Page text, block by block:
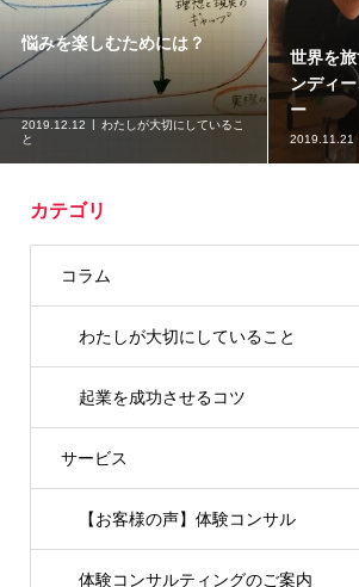
悩みを楽しむためには？
2019.12.12
わたしが大切にしているこ
と
世界を
ンディ
ー
2019.11.21
カテゴリ
コラム
わたしが大切にしていること
起業を成功させるコツ
サービス
【お客様の声】体験コンサル
体験コンサルティングのご案内